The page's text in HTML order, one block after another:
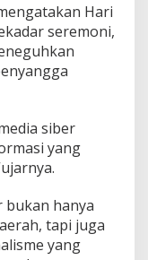
Hari
seremoni,
siber
yang
bukan hanya
tapi juga
yang